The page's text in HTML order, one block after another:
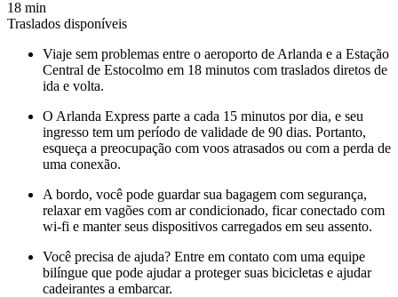
18 min
Traslados disponíveis
Viaje sem problemas entre o aeroporto de Arlanda e a Estação
Central de Estocolmo em 18 minutos com traslados diretos de
ida e volta.
O Arlanda Express parte a cada 15 minutos por dia, e seu
ingresso tem um período de validade de 90 dias. Portanto,
esqueça a preocupação com voos atrasados ou com a perda de
uma conexão.
A bordo, você pode guardar sua bagagem com segurança,
relaxar em vagões com ar condicionado, ficar conectado com
wi-fi e manter seus dispositivos carregados em seu assento.
Você precisa de ajuda? Entre em contato com uma equipe
bilíngue que pode ajudar a proteger suas bicicletas e ajudar
cadeirantes a embarcar.